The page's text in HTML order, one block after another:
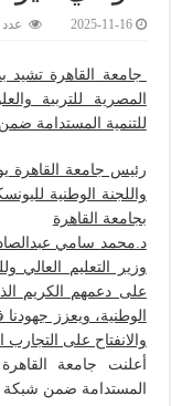
2025-11-16 عدد
جامعة القاهرة تشيد
المصرية للتربية
للتنمية المستدامة ضمن
رئيس جامعة القاهرة
واللجنة الوطنية
بجامعة القاهرة
د.محمد سامي
وزير التعليم العالي
على دعمهم الكريم
الوطنية، ويعزز
والانفتاح على التجارب
أعلنت جامعة
المستدامة ضمن شبكة